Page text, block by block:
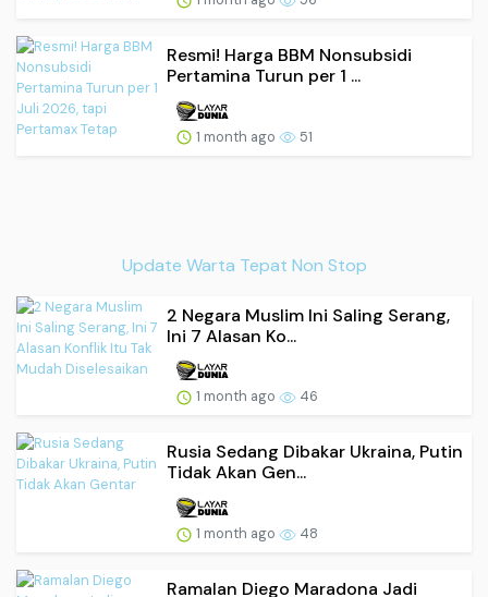
Resmi! Harga BBM Nonsubsidi
Pertamina Turun per 1 ...
1 month ago 51
Update Warta Tepat Non Stop
2 Negara Muslim Ini Saling Serang,
Ini 7 Alasan Ko...
1 month ago 46
Rusia Sedang Dibakar Ukraina, Putin
Tidak Akan Gen...
1 month ago 48
Ramalan Diego Maradona Jadi